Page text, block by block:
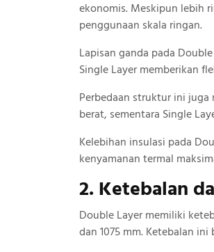
ekonomis. Meskipun lebih
penggunaan skala ringan.
Lapisan ganda pada
Single Layer memberikan
Perbedaan struktur ini
berat, sementara Single
Kelebihan insulasi pada
kenyamanan termal
2. Ketebalan
Double Layer memiliki
dan 1075 mm. Ketebalan